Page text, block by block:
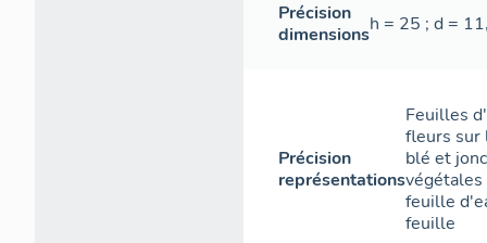
Précision
dimensionsh = 25 ; d =
Précision
représentations
Feuilles
fleurs sur
blé et
feuille
feuille